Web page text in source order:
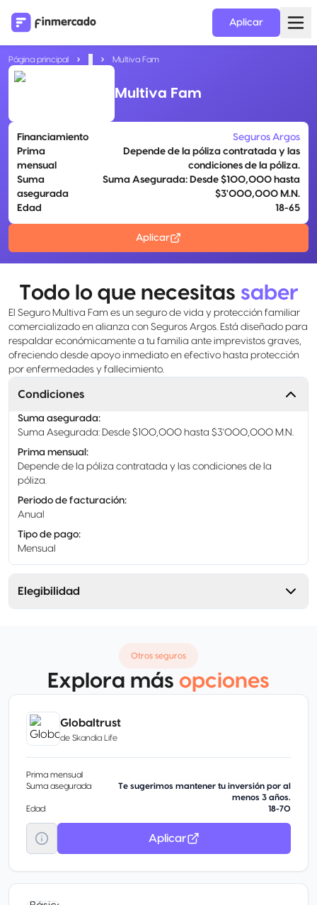
Aplicar
Página principal Multiva Fam
Multiva Fam
Financiamiento
Seguros Argos
Prima
mensual
Depende de la póliza contratada y las
condiciones de la póliza.
Suma
asegurada
Suma Asegurada: Desde $100,000 hasta
$3'000,000 M.N.
Edad
18-65
Aplicar
Todo lo que necesitas saber
El Seguro Multiva Fam es un seguro de vida y protección familiar
comercializado en alianza con Seguros Argos. Está diseñado para
respaldar económicamente a tu familia ante imprevistos graves,
ofreciendo desde apoyo inmediato en efectivo hasta protección
por enfermedades y fallecimiento.
Condiciones
Suma asegurada:
Suma Asegurada: Desde $100,000 hasta $3'000,000 M.N.
Prima mensual :
Depende de la póliza contratada y las condiciones de la
póliza.
Periodo de facturación:
Anual
Tipo de pago:
Mensual
Elegibilidad
Otros seguros
Explora más opciones
Globaltrust
de Skandia Life
Prima mensual
Suma asegurada
Te sugerimos mantener tu inversión por al
menos 3 años.
Edad
18-70
Aplicar